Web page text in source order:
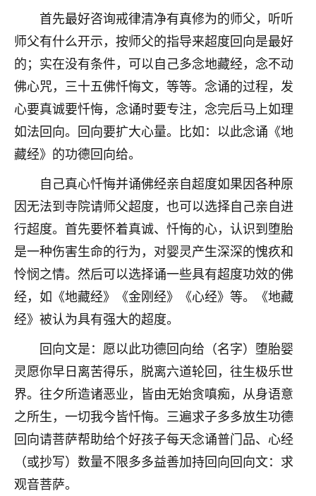
首先最好咨询戒律清净有真修为的师父，听听
师父有什么开示，按师父的指导来超度回向是最好
的；实在没有条件，可以自己多念地藏经，念不动
佛心咒，三十五佛忏悔文，等等。念诵的过程，发
心要真诚要忏悔，念诵时要专注，念完后马上如理
如法回向。回向要扩大心量。比如：以此念诵《地
藏经》的功德回向给。
自己真心忏悔并诵佛经亲自超度如果因各种原
因无法到寺院请师父超度，也可以选择自己亲自进
行超度。首先要怀着真诚、忏悔的心，认识到堕胎
是一种伤害生命的行为，对婴灵产生深深的愧疚和
怜悯之情。然后可以选择诵一些具有超度功效的佛
经，如《地藏经》《金刚经》《心经》等。《地藏
经》被认为具有强大的超度。
回向文是：愿以此功德回向给（名字）堕胎婴
灵愿你早日离苦得乐，脱离六道轮回，往生极乐世
界。往夕所造诸恶业，皆由无始贪嗔痴，从身语意
之所生，一切我今皆忏悔。三遍求子多多放生功德
回向请菩萨帮助给个好孩子每天念诵普门品、心经
（或抄写）数量不限多多益善加持回向回向文：求
观音菩萨。
大环境不好，但是我家生意还可以，前几天又
刚找老师做了补财库，希望财运更好一点！
2小时前 来自海南 18
梦醒时分
我女儿高二叛逆，大半年不上学，一说她就要死要活
的，把我们两口子愁的不行，朋友给我推荐的慧来老
师，一开始我是病急乱投医，这半年来，法事一个个
做完，我女儿跟变了个人一样，不期望她能考多好的
大学，只要能安安稳稳的把书读了，身体心理都健健
康康的我就很知足了！
鹿森：可怜天下父母心啊！
3小时前 来自河北 16
付深
我是公司人事调整，有升迁机会，但同时竞争的我们
三个，找老师的时候是抱着侥幸心理，没想到老师看
着我晋升有望，我半信半疑的按照老师建议，做了化
太岁还有一个发钱粮，本来年前的人事调整，拖到年
后，我以为都没戏了，结果开年一上班，开会提拔升
职第一个就是我，职务无所谓，主要是底薪加了
3000，非常开心，无论如何，感恩感谢！🙏🏻
鹿森：恭喜升职加薪！！，请客吗？�
32